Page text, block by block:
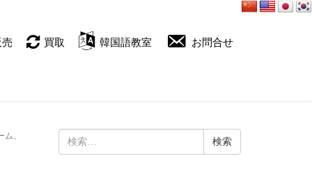
買取 韓国語教室 お問合せ
、
索: